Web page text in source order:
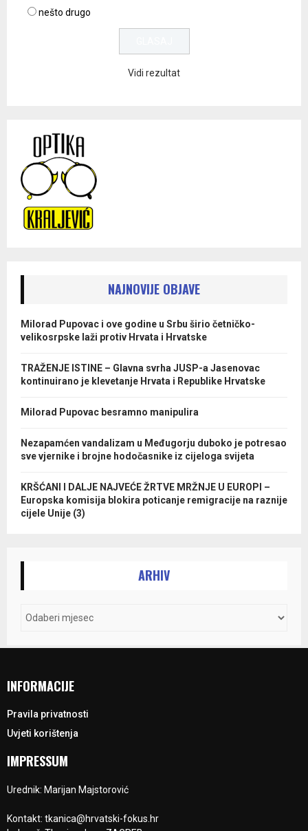
nešto drugo
Vidi rezultat
NAJNOVIJE OBJAVE
Milorad Pupovac i ove godine u Srbu širio četničko-
velikosrpske laži protiv Hrvata i Hrvatske
TRAŽENJE ISTINE – Glavna svrha JUSP-a Jasenovac
kontinuirano je klevetanje Hrvata i Republike Hrvatske
Milorad Pupovac besramno manipulira
Nezapamćen vandalizam u Međugorju duboko je potresao
sve vjernike i brojne hodočasnike iz cijeloga svijeta
KRŠĆANI I DALJE NAJVEĆE ŽRTVE MRŽNJE U EUROPI –
Europska komisija blokira poticanje remigracije na raznije
cijele Unije (3)
ARHIV
INFORMACIJE
Pravila privatnosti
Uvjeti korištenja
IMPRESSUM
Urednik: Marijan Majstorović
Kontakt: tkanica@hrvatski-fokus.hr